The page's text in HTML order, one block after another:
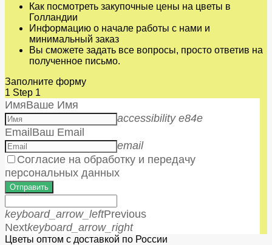
Как посмотреть закупочные цены на цветы в
Голландии
Информацию о начале работы с нами и
минимальный заказ
Вы сможете задать все вопросы, просто ответив на
полученное письмо.
Заполните форму
1 Step 1
ИмяВаше Имя
accessibility e84e
EmailВаш Email
email
Согласие на обработку и передачу
персональных данных
Отправить
keyboard_arrow_leftPrevious
Nextkeyboard_arrow_right
Цветы оптом с доставкой по России